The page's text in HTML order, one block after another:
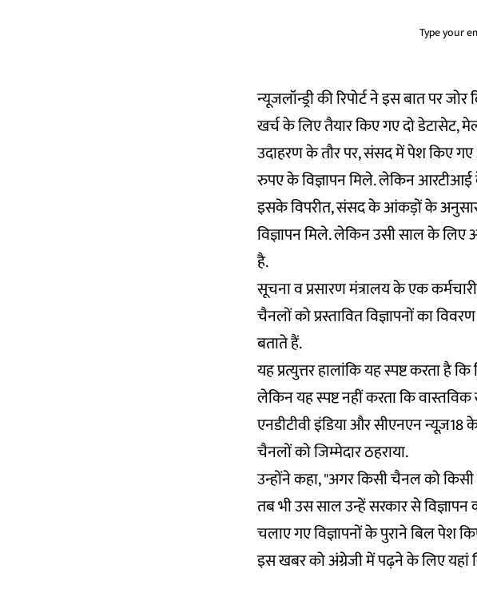
न्यूजलॉन्ड्री की रिपोर्ट ने इस बात पर
खर्च के लिए तैयार किए गए दो डेटासेट,
उदाहरण के तौर पर, संसद में पेश किए
रुपए के विज्ञापन मिले. लेकिन
इसके विपरीत, संसद के आंकड़ों के अनुसार
विज्ञापन मिले. लेकिन उसी साल के
है.
सूचना व प्रसारण मंत्रालय के एक
चैनलों को प्रस्तावित विज्ञापनों का
बताते हैं.
यह प्रत्युत्तर हालांकि यह स्पष्ट करता है
लेकिन यह स्पष्ट नहीं करता कि
एनडीटीवी इंडिया और सीएनएन
चैनलों को जिम्मेदार ठहराया.
उन्होंने कहा, "अगर किसी चैनल को किसी
तब भी उस साल उन्हें सरकार से
चलाए गए विज्ञापनों के पुराने बिल पेश
इस खबर को अंग्रेजी में पढ़ने के लिए यहां